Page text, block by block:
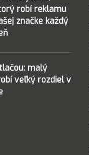
robí reklamu
značke každý
malý
veľký rozdiel v